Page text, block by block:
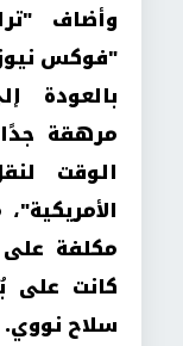
وأضاف
"فوكس نيوز"
بالعودة
مرهقة
الوقت
مكلفة
كانت على
سلاح نووي.